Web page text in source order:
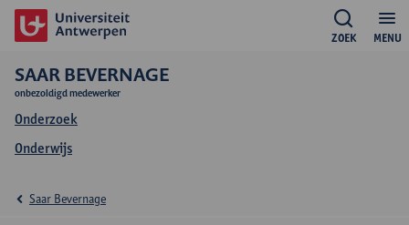
MENU
ZOEK
SAAR BEVERNAGE
onbezoldigd medewerker
Onderzoek
Onderwijs
Saar Bevernage